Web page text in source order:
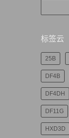
标签云
25B
DF4B
DF4DH
DF11G
HXD3D